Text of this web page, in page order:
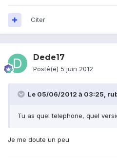
Citer
Dede17
Posté(e) 5 juin 2012
Le 05/06/2012 à 03:25,
Tu as quel telephone, quel
Je me doute un peu